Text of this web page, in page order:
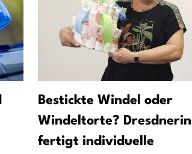
Bestickte Windel oder
Windeltorte? Dresdnerin
fertigt individuelle